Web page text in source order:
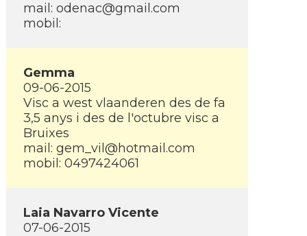
mail: odenac@gmail.com
mobil:
Gemma
09-06-2015
Visc a west vlaanderen des de fa
3,5 anys i des de l'octubre visc a
Bruixes
mail: gem_vil@hotmail.com
mobil: 0497424061
Laia Navarro Vicente
07-06-2015